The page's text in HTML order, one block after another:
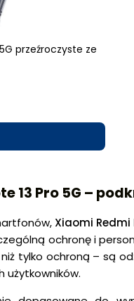
przeźroczyste ze
13 Pro 5G –
Xiaomi Redmi
ochronę i
tylko ochroną – są
użytkowników.